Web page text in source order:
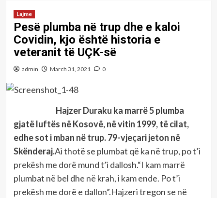
Lajme
Pesë plumba në trup dhe e kaloi
Covidin, kjo është historia e
veteranit të UÇK-së
admin March 31, 2021 0
Hajzer Duraku ka marrë 5 plumba
gjatë luftës në Kosovë, në vitin 1999, të cilat,
edhe sot i mban në trup. 79-vjeçari jeton në
Skënderaj.Ai thotë se plumbat që ka në trup, po t’i
prekësh me dorë mund t’i dallosh.“I kam marrë
plumbat në bel dhe në krah, i kam ende. Po t’i
prekësh me dorë e dallon”.Hajzeri tregon se në